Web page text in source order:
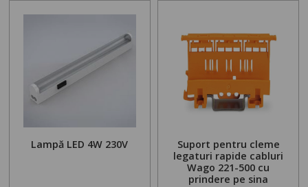
Lampă LED 4W 230V
Suport pentru cleme
legaturi rapide cabluri
Wago 221-500 cu
prindere pe sina